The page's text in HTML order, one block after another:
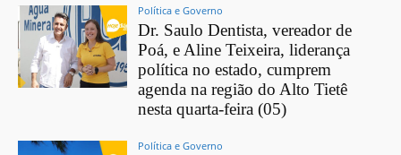
Política e Governo
Dr. Saulo Dentista, vereador de
Poá, e Aline Teixeira, liderança
política no estado, cumprem
agenda na região do Alto Tietê
nesta quarta-feira (05)
Política e Governo